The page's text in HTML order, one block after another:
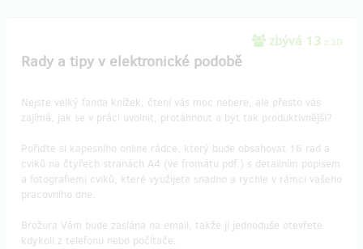
zbývá 13 z 30
Rady a tipy v elektronické podobě
Nejste velký fanda knížek, čtení vás moc nebere, ale přesto vás
zajímá, jak se v práci uvolnit, protáhnout a být tak produktivnější?
Pořiďte si kapesního online rádce, který bude obsahovat 16 rad a
cviků na čtyřech stranách A4 (ve fromátu pdf.) s detailním popisem
a fotografiemi cviků, které využijete snadno a rychle v rámci vašeho
pracovního dne.
Brožura Vám bude zaslána na email, takže jí jednoduše otevřete
kdykoli z telefonu nebo počítače.